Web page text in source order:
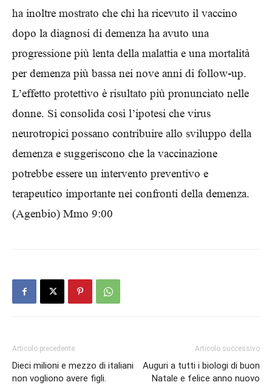
ha inoltre mostrato che chi ha ricevuto il vaccino
dopo la diagnosi di demenza ha avuto una
progressione più lenta della malattia e una mortalità
per demenza più bassa nei nove anni di follow-up.
L’effetto protettivo è risultato più pronunciato nelle
donne. Si consolida così l’ipotesi che virus
neurotropici possano contribuire allo sviluppo della
demenza e suggeriscono che la vaccinazione
potrebbe essere un intervento preventivo e
terapeutico importante nei confronti della demenza.
(Agenbio) Mmo 9:00
Articolo precedente
Dieci milioni e mezzo di italiani
non vogliono avere figli.
Articolo successivo
Auguri a tutti i biologi di buon
Natale e felice anno nuovo